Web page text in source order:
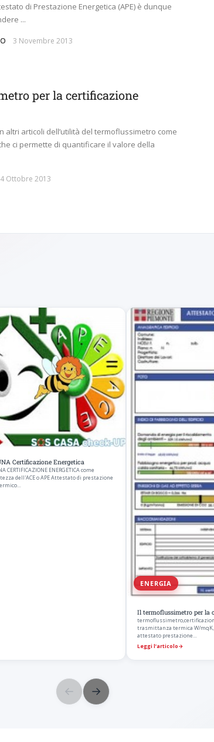
di Prestazione Energetica (APE) è dunque
...
3 Novembre 2013
per la certificazione
altri articoli dell’utilità del termoflussimetro come
ci permette di quantificare il valore della
Ottobre 2013
Certificazione Energetica
CERTIFICAZIONE ENERGETICA come
dell'ACE o APE Attestato di prestazione
ENERGIA
Il termoflussimetro per la
trasmittanza termica W/
attestato prestazione…
Leggi l’articolo→
← →